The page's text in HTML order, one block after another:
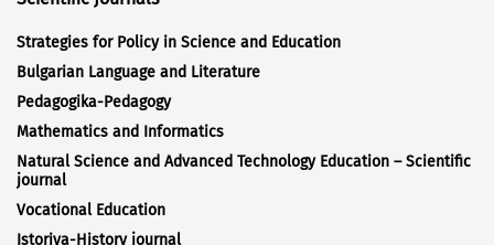
Strategies for Policy in Science and Education
Bulgarian Language and Literature
Pedagogika-Pedagogy
Mathematics and Informatics
Natural Science and Advanced Technology Education – Scientific
journal
Vocational Education
Istoriya-History journal